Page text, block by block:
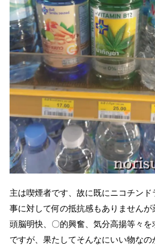
主は喫煙者です、故に既にニコチン
事に対して何の抵抗感もありませんが
頭脳明快、〇的興奮、気分高揚等々
ですが、果たしてそんなにいい物なの